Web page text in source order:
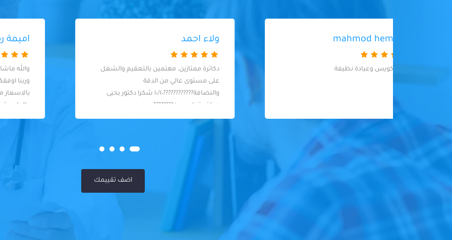
ولاء احمد
دكاترة ممتازين، مهتمين بالتعقيم والشغل
والله ماشاء الله علي المركز والدكاتره الخبراء
وربنا اوفقكم بس لو ممكن تنزلوا قايمه
بالاسعار من كشف وتمويت العصب
والطربوش ودايمه مؤقته وشكرا
اضف تقييمك